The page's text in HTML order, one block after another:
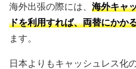
海外出張の際には、 海外キャ
ドを利用すれば、両替にかか
ます。
日本よりもキャッシュレス化